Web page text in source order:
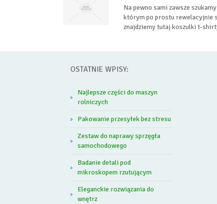
Na pewno sami zawsze
którym po prostu rewelacyjnie
znajdziemy tutaj koszulki t-
OSTATNIE WPISY:
Najlepsze części do maszyn
rolniczych
Pakowanie przesyłek bez stresu
Zestaw do naprawy sprzęgła
samochodowego
Badanie detali pod
mikroskopem rzutującym
Eleganckie rozwiązania do
wnętrz